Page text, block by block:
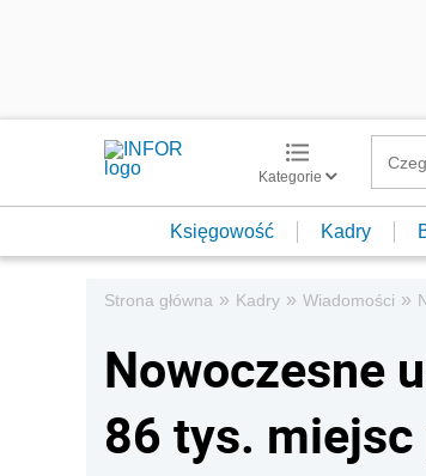
Kategorie
Księgowość Kadry
Strona główna » Kadry » Wiadomości »
Nowoczesne
86 tys. miejsc